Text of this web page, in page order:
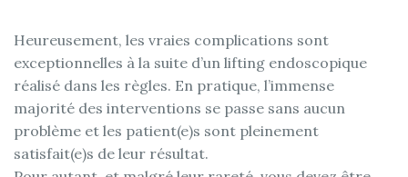
Heureusement, les vraies complications sont
exceptionnelles à la suite d’un lifting endoscopique
réalisé dans les règles. En pratique, l’immense
majorité des interventions se passe sans aucun
problème et les patient(e)s sont pleinement
satisfait(e)s de leur résultat.